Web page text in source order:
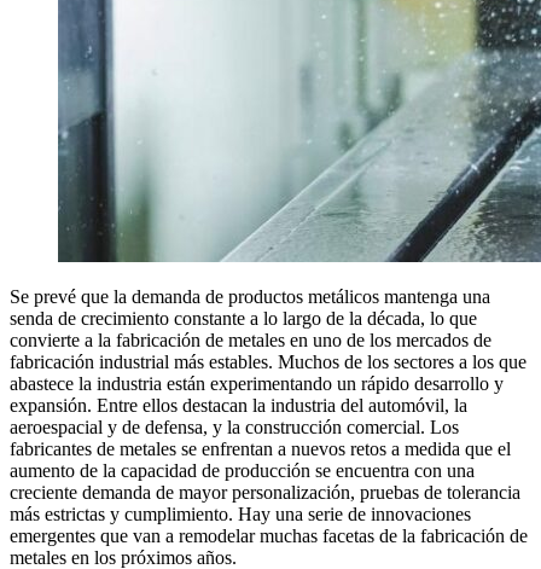
Se prevé que la demanda de productos metálicos mantenga una
senda de crecimiento constante a lo largo de la década, lo que
convierte a la fabricación de metales en uno de los mercados de
fabricación industrial más estables. Muchos de los sectores a los que
abastece la industria están experimentando un rápido desarrollo y
expansión. Entre ellos destacan la industria del automóvil, la
aeroespacial y de defensa, y la construcción comercial. Los
fabricantes de metales se enfrentan a nuevos retos a medida que el
aumento de la capacidad de producción se encuentra con una
creciente demanda de mayor personalización, pruebas de tolerancia
más estrictas y cumplimiento. Hay una serie de innovaciones
emergentes que van a remodelar muchas facetas de la fabricación de
metales en los próximos años.